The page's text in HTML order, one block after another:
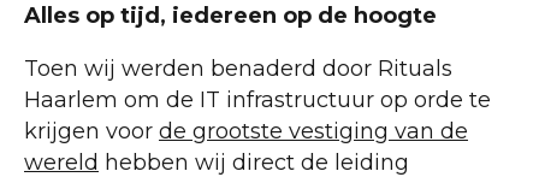
Alles op tijd, iedereen op de hoogte
Toen wij werden benaderd door Rituals
Haarlem om de IT infrastructuur op orde te
krijgen voor de grootste vestiging van de
wereld hebben wij direct de leiding